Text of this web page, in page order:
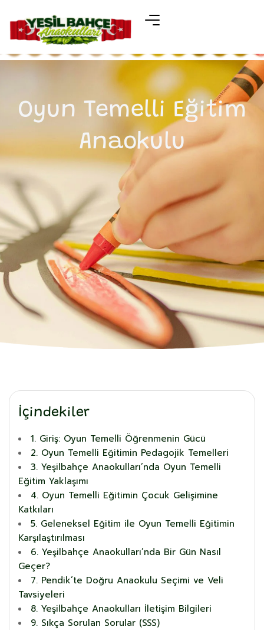
Oyun Temelli Eğitim
Anaokulu
İçindekiler
1. Giriş: Oyun Temelli Öğrenmenin Gücü
2. Oyun Temelli Eğitimin Pedagojik Temelleri
3. Yeşilbahçe Anaokulları’nda Oyun Temelli
Eğitim Yaklaşımı
4. Oyun Temelli Eğitimin Çocuk Gelişimine
Katkıları
5. Geleneksel Eğitim ile Oyun Temelli Eğitimin
Karşılaştırılması
6. Yeşilbahçe Anaokulları’nda Bir Gün Nasıl
Geçer?
7. Pendik’te Doğru Anaokulu Seçimi ve Veli
Tavsiyeleri
8. Yeşilbahçe Anaokulları İletişim Bilgileri
9. Sıkça Sorulan Sorular (SSS)